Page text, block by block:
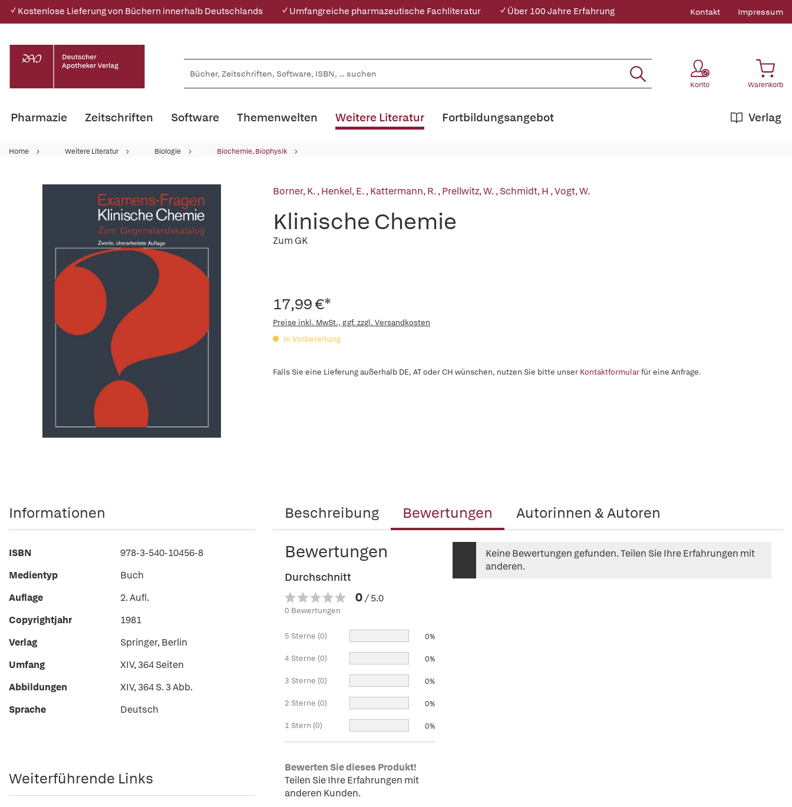
✓ Kostenlose Lieferung von Büchern innerhalb Deutschlands ✓ Umfangreiche pharmazeutische Fachliteratur ✓ Über 100 Jahre Erfahrung Kontakt Impressum
Konto Warenkorb
Pharmazie Zeitschriften Software Themenwelten Weitere Literatur Verlag
Fortbildungsangebot
Home Weitere Literatur Biologie Biochemie, Biophysik
Borner, K.,Henkel, E.,Kattermann, R.,Prellwitz, W.,Schmidt, H ,Vogt, W.
Klinische Chemie
Zum GK
17,99 €*
Preise inkl. MwSt., ggf. zzgl. Versandkosten
in Vorbereitung
Falls Sie eine Lieferung außerhalb DE, AT oder CH wünschen, nutzen Sie bitte unser Kontaktformularfür eine Anfrage.
Beschreibung Bewertungen Autorinnen & Autoren
Bewertungen
Durchschnitt
0 / 5.0
0 Bewertungen
5 Sterne (0) 0%
4 Sterne (0) 0%
3 Sterne (0) 0%
2 Sterne (0) 0%
1 Stern (0) 0%
Bewerten Sie dieses Produkt!
Teilen Sie Ihre Erfahrungen mit
anderen Kunden.
Keine Bewertungen gefunden. Teilen Sie Ihre Erfahrungen mit
anderen.
Informationen
ISBN
978-3-540-10456-8
Medientyp
Buch
Auflage
2. Aufl.
Copyrightjahr
1981
Verlag
Springer, Berlin
Umfang
XIV, 364 Seiten
Abbildungen
XIV, 364 S. 3 Abb.
Sprache
Deutsch
Weiterführende Links